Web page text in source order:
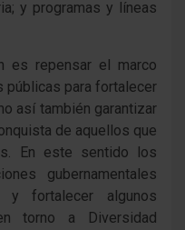
y programas y líneas
es repensar el marco
para fortalecer
así también garantizar
de aquellos que
En este sentido los
gubernamentales
y fortalecer algunos
torno a Diversidad